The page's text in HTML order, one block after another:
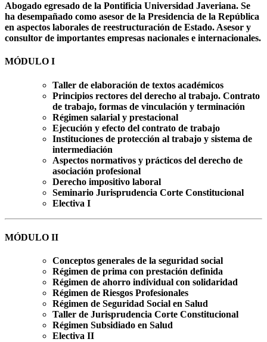
Abogado egresado de la Pontificia Universidad Javeriana. Se
ha desempañado como asesor de la Presidencia de la República
en aspectos laborales de reestructuración de Estado. Asesor y
consultor de importantes empresas nacionales e internacionales.
MÓDULO I
Taller de elaboración de textos académicos
Principios rectores del derecho al trabajo. Contrato
de trabajo, formas de vinculación y terminación
Régimen salarial y prestacional
Ejecución y efecto del contrato de trabajo
Instituciones de protección al trabajo y sistema de
intermediación
Aspectos normativos y prácticos del derecho de
asociación profesional
Derecho impositivo laboral
Seminario Jurisprudencia Corte Constitucional
Electiva I
MÓDULO II
Conceptos generales de la seguridad social
Régimen de prima con prestación definida
Régimen de ahorro individual con solidaridad
Régimen de Riesgos Profesionales
Régimen de Seguridad Social en Salud
Taller de Jurisprudencia Corte Constitucional
Régimen Subsidiado en Salud
Electiva II